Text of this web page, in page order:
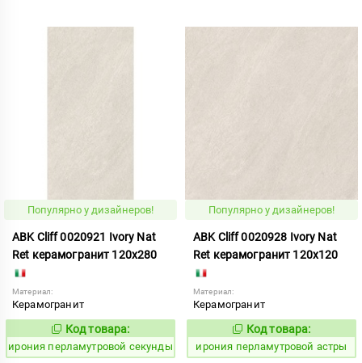
Популярно у дизайнеров!
ABK Cliff 0020921 Ivory Nat
Ret керамогранит 120x280
Материал:
Керамогранит
1102712
Код товара:
ирония перламутровой секунды
Популярно у дизайнеров!
ABK Cliff 0020928 Ivory Nat
Ret керамогранит 120x120
Материал:
Керамогранит
1102706
Код товара:
ирония перламутровой астры